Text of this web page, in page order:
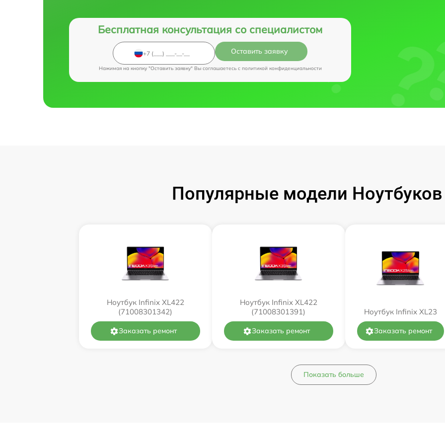
Бесплатная консультация со специалистом
Оставить заявку
Нажимая на кнопку "Оставить заявку" Вы соглашаетесь c политикой конфиденциальности
Популярные модели
Ноутбук Infinix XL422
(71008301342)
Заказать ремонт
Ноутбук Infinix XL422
(71008301391)
Заказать ремонт
Ноутбук Infinix XL23
Заказать ремонт
Показать больше